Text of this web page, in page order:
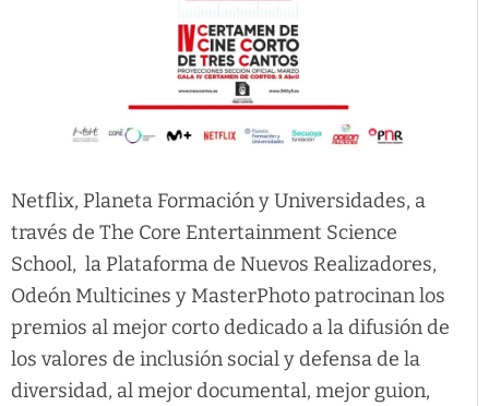
Netflix, Planeta Formación y Universidades, a
través de The Core Entertainment Science
School, la Plataforma de Nuevos Realizadores,
Odeón Multicines y MasterPhoto patrocinan los
premios al mejor corto dedicado a la difusión de
los valores de inclusión social y defensa de la
diversidad, al mejor documental, mejor guion,